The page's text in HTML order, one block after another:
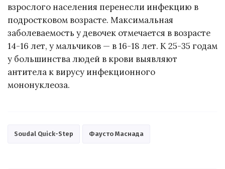
взрослого населения перенесли инфекцию в
подростковом возрасте. Максимальная
заболеваемость у девочек отмечается в возрасте
14-16 лет, у мальчиков — в 16-18 лет. К 25-35 годам
у большинства людей в крови выявляют
антитела к вирусу инфекционного
мононуклеоза.
Soudal Quick-Step Фаусто Маснада